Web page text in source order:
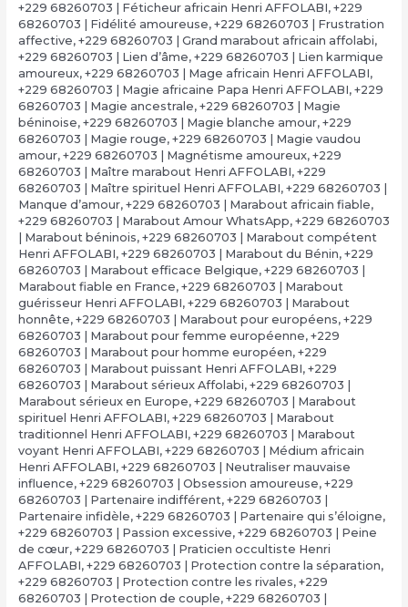
+229 68260703 | Féticheur africain Henri AFFOLABI, +229
68260703 | Fidélité amoureuse, +229 68260703 | Frustration
affective, +229 68260703 | Grand marabout africain affolabi,
+229 68260703 | Lien d’âme, +229 68260703 | Lien karmique
amoureux, +229 68260703 | Mage africain Henri AFFOLABI,
+229 68260703 | Magie africaine Papa Henri AFFOLABI, +229
68260703 | Magie ancestrale, +229 68260703 | Magie
béninoise, +229 68260703 | Magie blanche amour, +229
68260703 | Magie rouge, +229 68260703 | Magie vaudou
amour, +229 68260703 | Magnétisme amoureux, +229
68260703 | Maître marabout Henri AFFOLABI, +229
68260703 | Maître spirituel Henri AFFOLABI, +229 68260703 |
Manque d’amour, +229 68260703 | Marabout africain fiable,
+229 68260703 | Marabout Amour WhatsApp, +229 68260703
| Marabout béninois, +229 68260703 | Marabout compétent
Henri AFFOLABI, +229 68260703 | Marabout du Bénin, +229
68260703 | Marabout efficace Belgique, +229 68260703 |
Marabout fiable en France, +229 68260703 | Marabout
guérisseur Henri AFFOLABI, +229 68260703 | Marabout
honnête, +229 68260703 | Marabout pour européens, +229
68260703 | Marabout pour femme européenne, +229
68260703 | Marabout pour homme européen, +229
68260703 | Marabout puissant Henri AFFOLABI, +229
68260703 | Marabout sérieux Affolabi, +229 68260703 |
Marabout sérieux en Europe, +229 68260703 | Marabout
spirituel Henri AFFOLABI, +229 68260703 | Marabout
traditionnel Henri AFFOLABI, +229 68260703 | Marabout
voyant Henri AFFOLABI, +229 68260703 | Médium africain
Henri AFFOLABI, +229 68260703 | Neutraliser mauvaise
influence, +229 68260703 | Obsession amoureuse, +229
68260703 | Partenaire indifférent, +229 68260703 |
Partenaire infidèle, +229 68260703 | Partenaire qui s’éloigne,
+229 68260703 | Passion excessive, +229 68260703 | Peine
de cœur, +229 68260703 | Praticien occultiste Henri
AFFOLABI, +229 68260703 | Protection contre la séparation,
+229 68260703 | Protection contre les rivales, +229
68260703 | Protection de couple, +229 68260703 |